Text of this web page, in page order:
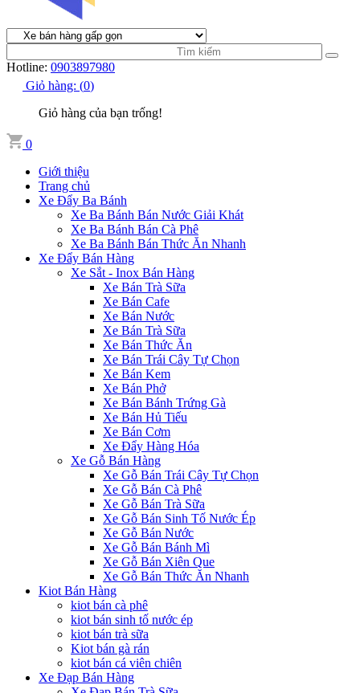
Hotline: 0903897980
Giỏ hàng: (0)
Giỏ hàng của bạn trống!
0
Giới thiệu
Trang chủ
Xe Đẩy Ba Bánh
Xe Ba Bánh Bán Nước Giải Khát
Xe Ba Bánh Bán Cà Phê
Xe Ba Bánh Bán Thức Ăn Nhanh
Xe Đẩy Bán Hàng
Xe Sắt - Inox Bán Hàng
Xe Bán Trà Sữa
Xe Bán Cafe
Xe Bán Nước
Xe Bán Trà Sữa
Xe Bán Thức Ăn
Xe Bán Trái Cây Tự Chọn
Xe Bán Kem
Xe Bán Phở
Xe Bán Bánh Trứng Gà
Xe Bán Hủ Tiếu
Xe Bán Cơm
Xe Đẩy Hàng Hóa
Xe Gỗ Bán Hàng
Xe Gỗ Bán Trái Cây Tự Chọn
Xe Gỗ Bán Cà Phê
Xe Gỗ Bán Trà Sữa
Xe Gỗ Bán Sinh Tố Nước Ép
Xe Gỗ Bán Nước
Xe Gỗ Bán Bánh Mì
Xe Gỗ Bán Xiên Que
Xe Gỗ Bán Thức Ăn Nhanh
Kiot Bán Hàng
kiot bán cà phê
kiot bán sinh tố nước ép
kiot bán trà sữa
Kiot bán gà rán
kiot bán cá viên chiên
Xe Đạp Bán Hàng